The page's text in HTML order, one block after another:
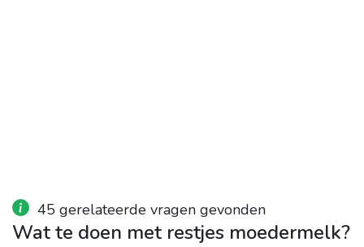
45 gerelateerde vragen gevonden
Wat te doen met restjes moedermelk?